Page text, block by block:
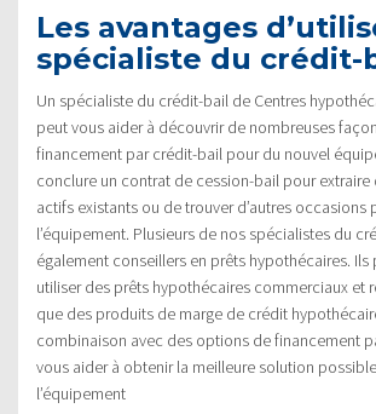
Les avantages
spécialiste du crédit-
Un spécialiste du crédit-bail de Centres
peut vous aider à découvrir de nombreuses
financement par crédit-bail pour du nouvel
conclure un contrat de cession-bail pour
actifs existants ou de trouver d’autres occasions
l’équipement. Plusieurs de nos spécialistes du
également conseillers en prêts hypothécaires. Ils
utiliser des prêts hypothécaires commerciaux et
que des produits de marge de crédit
combinaison avec des options de financement
vous aider à obtenir la meilleure solution
l’équipement